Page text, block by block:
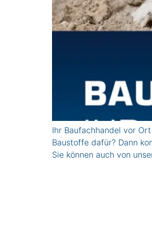
Ihr Baufachhandel vor
Baustoffe dafür? Dann
Sie können auch von